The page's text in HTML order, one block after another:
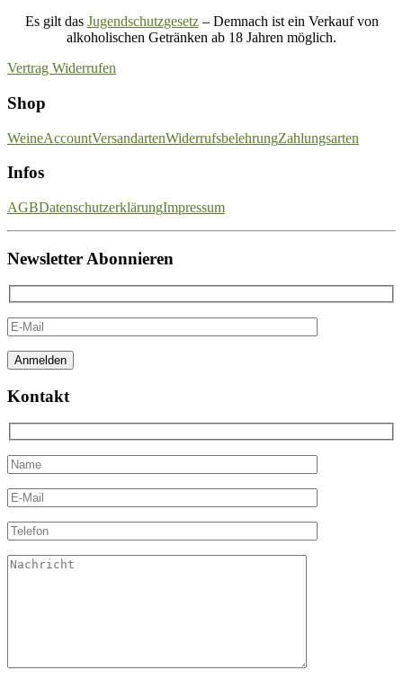
Es gilt das Jugendschutzgesetz– Demnach ist ein Verkauf von
alkoholischen Getränken ab 18 Jahren möglich.
Vertrag Widerrufen
Shop
WeineAccountVersandartenWiderrufsbelehrungZahlungsarten
Infos
AGBDatenschutzerklärungImpressum
Newsletter Abonnieren
Kontakt